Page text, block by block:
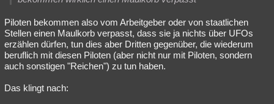
Piloten bekommen also vom Arbeitgeber oder von staatlichen
Stellen einen Maulkorb verpasst, dass sie ja nichts über UFOs
erzählen dürfen, tun dies aber Dritten gegenüber, die wiederum
beruflich mit diesen Piloten (aber nicht nur mit Piloten, sondern
auch sonstigen "Reichen") zu tun haben.
Das klingt nach: